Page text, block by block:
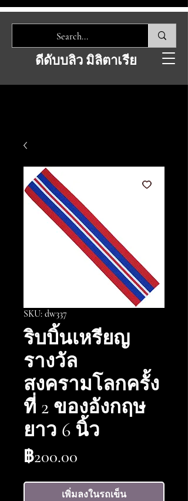
ดีดับบลิว มิลิตาเรีย
SKU: dw337
ริบบิ้นเหรียญ
รางวัล
สงครามโลกครั้ง
ที่ 2 ของอังกฤษ
ยาว 6 นิ้ว
฿200.00
เพิ่มลงในรถเข็น